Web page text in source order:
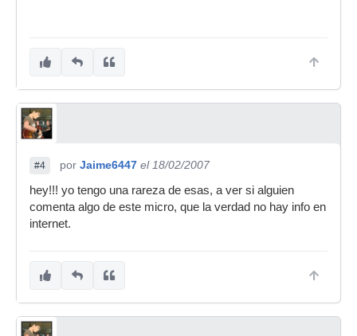
#4 por Jaime6447 el 18/02/2007
hey!!! yo tengo una rareza de esas, a ver si alguien
comenta algo de este micro, que la verdad no hay info en
internet.